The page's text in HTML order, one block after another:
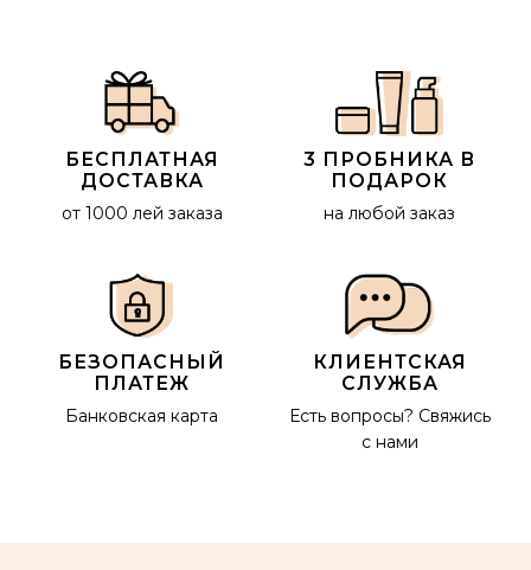
БЕСПЛАТНАЯ
ДОСТАВКА
от 1000 лей заказа
3 ПРОБНИКА В
ПОДАРОК
на любой заказ
БЕЗОПАСНЫЙ
ПЛАТЕЖ
Банковская карта
КЛИЕНТСКАЯ
СЛУЖБА
Есть вопросы? Свяжись
с нами